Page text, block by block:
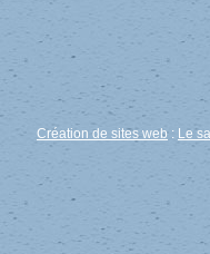
Création de sites web : Le